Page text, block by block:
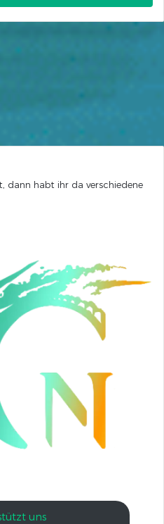
dann habt ihr da verschiedene
uns